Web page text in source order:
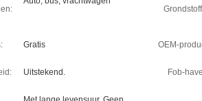
Gratis OEM-
Uitstekend. Fob-